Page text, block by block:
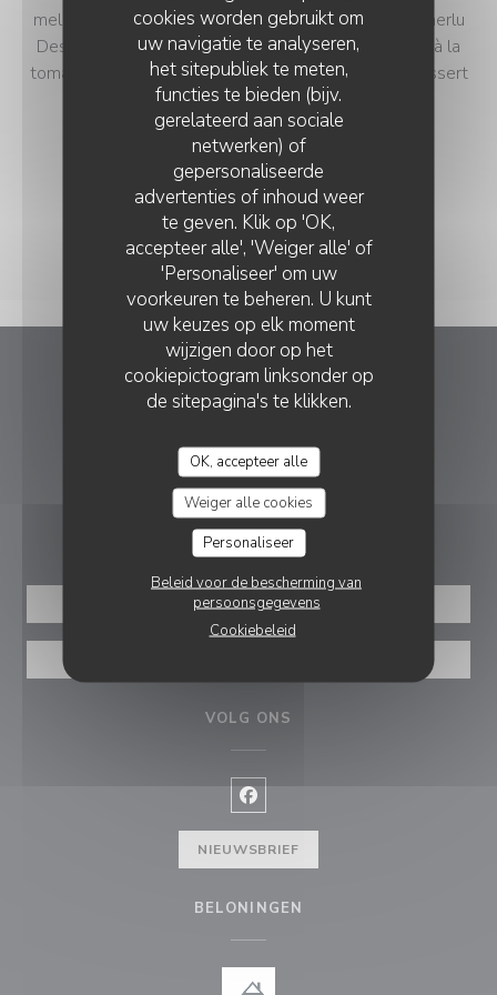
cookies worden gebruikt om
uw navigatie te analyseren,
het sitepubliek te meten,
functies te bieden (bijv.
gerelateerd aan sociale
netwerken) of
gepersonaliseerde
advertenties of inhoud weer
te geven. Klik op 'OK,
accepteer alle', 'Weiger alle' of
'Personaliseer' om uw
voorkeuren te beheren. U kunt
uw keuzes op elk moment
wijzigen door op het
cookiepictogram linksonder op
de sitepagina's te klikken.
OK, accepteer alle
Weiger alle cookies
Personaliseer
Beleid voor de bescherming van
persoonsgegevens
Cookiebeleid
melon et jambon cru *** Rouille de seiche Aïoli de merlu
Dessus de palette, sauce roquefort Sauté de bœuf à la
tomate et aux olives Sauté de veau forestier *** Dessert
au choix *** 1/4 vin et café compris
21,00 EUR
Le Chene Blanc
04 66 93 64 81
RESERVERING
RESERVEER EEN TAFEL
VOLG ONS
Facebook ((opent in een nieuw
NIEUWSBRIEF
BELONINGEN